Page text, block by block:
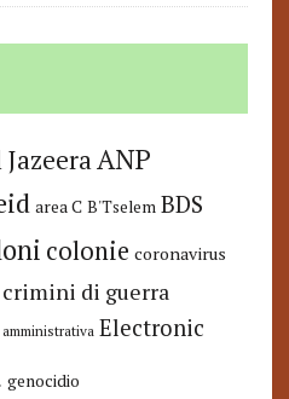
JazeeraANP
area C B'Tselem BDS
colonie coronavirus
crimini di guerra
Electronic
genocidio